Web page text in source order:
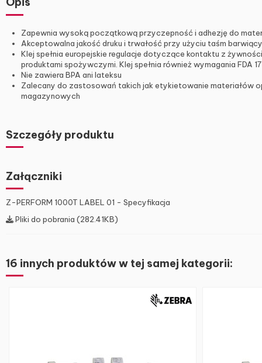
Zapewnia wysoką początkową przyczepność i adhezję do
Akceptowalna jakość druku i trwałość przy użyciu taśm
Klej spełnia europejskie regulacje dotyczące kontaktu z
produktami spożywczymi. Klej spełnia również wymagania FDA
Nie zawiera BPA ani lateksu
Zalecany do zastosowań takich jak etykietowanie materiałów
magazynowych
Szczegóły produktu
Załączniki
Z-PERFORM 1000T LABEL 01 - Specyfikacja
Pliki do pobrania (282.41KB)
16 innych produktów w tej samej kategorii: